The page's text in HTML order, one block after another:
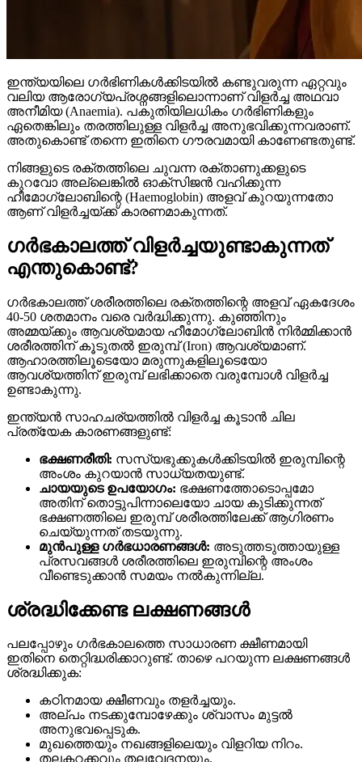
ഇന്ത്യയിലെ ഗർഭിണികൾക്കിടയിൽ കണ്ടുവരുന്ന ഏറ്റവും
വലിയ ആരോഗ്യപ്രശ്നങ്ങളിലൊന്നാണ് വിളർച്ച അഥവാ
അനീമിയ (Anaemia). പകുതിയിലധികം ഗർഭിണികളും
ഏതെങ്കിലും തരത്തിലുള്ള വിളർച്ച അനുഭവിക്കുന്നവരാണ്.
അതുകൊണ്ട് തന്നെ ഇതിനെ ഗൗരവമായി കാണേണ്ടതുണ്ട്.
നിങ്ങളുടെ രക്തത്തിലെ ചുവന്ന രക്താണുക്കളുടെ
കുറവോ അല്ലെങ്കിൽ ഓക്സിജൻ വഹിക്കുന്ന
ഹീമോഗ്ലോബിന്റെ (Haemoglobin) അളവ് കുറയുന്നതോ
ആണ് വിളർച്ചയ്ക്ക് കാരണമാകുന്നത്.
ഗർഭകാലത്ത് വിളർച്ചയുണ്ടാകുന്നത്
എന്തുകൊണ്ട്?
ഗർഭകാലത്ത് ശരീരത്തിലെ രക്തത്തിന്റെ അളവ് ഏകദേശം
40-50 ശതമാനം വരെ വർദ്ധിക്കുന്നു. കുഞ്ഞിനും
അമ്മയ്ക്കും ആവശ്യമായ ഹീമോഗ്ലോബിൻ നിർമ്മിക്കാൻ
ശരീരത്തിന് കൂടുതൽ ഇരുമ്പ് (Iron) ആവശ്യമാണ്.
ആഹാരത്തിലൂടെയോ മരുന്നുകളിലൂടെയോ
ആവശ്യത്തിന് ഇരുമ്പ് ലഭിക്കാതെ വരുമ്പോൾ വിളർച്ച
ഉണ്ടാകുന്നു.
ഇന്ത്യൻ സാഹചര്യത്തിൽ വിളർച്ച കൂടാൻ ചില
പ്രത്യേക കാരണങ്ങളുണ്ട്:
ഭക്ഷണരീതി: സസ്യഭുക്കുകൾക്കിടയിൽ ഇരുമ്പിന്റെ
അംശം കുറയാൻ സാധ്യതയുണ്ട്.
ചായയുടെ ഉപയോഗം: ഭക്ഷണത്തോടൊപ്പമോ
അതിന് തൊട്ടുപിന്നാലെയോ ചായ കുടിക്കുന്നത്
ഭക്ഷണത്തിലെ ഇരുമ്പ് ശരീരത്തിലേക്ക് ആഗിരണം
ചെയ്യുന്നത് തടയുന്നു.
മുൻപുള്ള ഗർഭധാരണങ്ങൾ: അടുത്തടുത്തായുള്ള
പ്രസവങ്ങൾ ശരീരത്തിലെ ഇരുമ്പിന്റെ അംശം
വീണ്ടെടുക്കാൻ സമയം നൽകുന്നില്ല.
ശ്രദ്ധിക്കേണ്ട ലക്ഷണങ്ങൾ
പലപ്പോഴും ഗർഭകാലത്തെ സാധാരണ ക്ഷീണമായി
ഇതിനെ തെറ്റിദ്ധരിക്കാറുണ്ട്. താഴെ പറയുന്ന ലക്ഷണങ്ങൾ
ശ്രദ്ധിക്കുക:
കഠിനമായ ക്ഷീണവും തളർച്ചയും.
അല്പം നടക്കുമ്പോഴേക്കും ശ്വാസം മുട്ടൽ
അനുഭവപ്പെടുക.
മുഖത്തെയും നഖങ്ങളിലെയും വിളറിയ നിറം.
തലകറക്കവും തലവേദനയും.